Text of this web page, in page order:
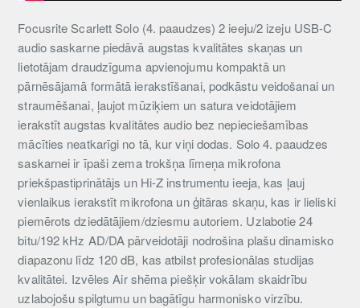
Focusrite Scarlett Solo (4. paaudzes) 2 ieeju/2 izeju USB-C
audio saskarne piedāvā augstas kvalitātes skaņas un
lietotājam draudzīguma apvienojumu kompaktā un
pārnēsājamā formātā ierakstīšanai, podkāstu veidošanai un
straumēšanai, ļaujot mūziķiem un satura veidotājiem
ierakstīt augstas kvalitātes audio bez nepieciešamības
mācīties neatkarīgi no tā, kur viņi dodas. Solo 4. paaudzes
saskarnei ir īpaši zema trokšņa līmeņa mikrofona
priekšpastiprinātājs un Hi-Z instrumentu ieeja, kas ļauj
vienlaikus ierakstīt mikrofona un ģitāras skaņu, kas ir lieliski
piemērots dziedātājiem/dziesmu autoriem. Uzlabotie 24
bitu/192 kHz AD/DA pārveidotāji nodrošina plašu dinamisko
diapazonu līdz 120 dB, kas atbilst profesionālas studijas
kvalitātei. Izvēles Air shēma piešķir vokālam skaidrību
uzlabojošu spilgtumu un bagātīgu harmonisko virzību.